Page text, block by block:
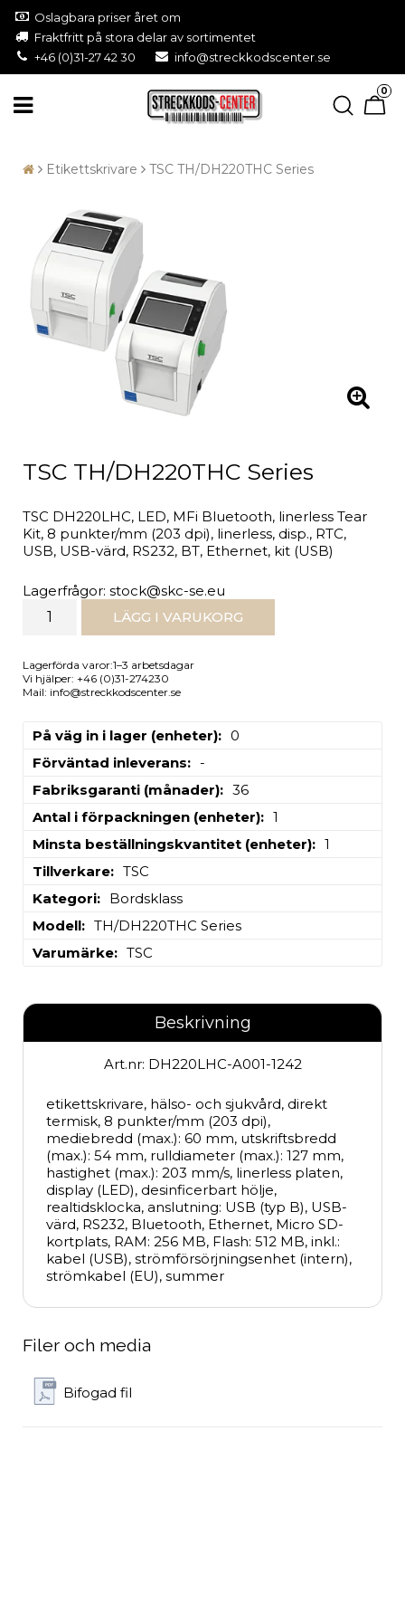
Oslagbara priser året om
Fraktfritt på stora delar av sortimentet
+46 (0)31-27 42 30
info@streckkodscenter.se
0
Etikettskrivare TSC TH/DH220THC Series
TSC TH/DH220THC Series
TSC DH220LHC, LED, MFi Bluetooth, linerless Tear
Kit, 8 punkter/mm (203 dpi), linerless, disp., RTC,
USB, USB-värd, RS232, BT, Ethernet, kit (USB)
Lagerfrågor: stock@skc-se.eu
LÄGG I VARUKORG
Lagerförda varor:1–3 arbetsdagar
Vi hjälper: +46 (0)31-274230
Mail: info@streckkodscenter.se
På väg in i lager (enheter)
0
Förväntad inleverans
-
Fabriksgaranti (månader)
36
Antal i förpackningen (enheter)
1
Minsta beställningskvantitet (enheter)
1
Tillverkare
TSC
Kategori
Bordsklass
Modell
TH/DH220THC Series
Varumärke
TSC
Beskrivning
Art.nr: DH220LHC-A001-1242
etikettskrivare, hälso- och sjukvård, direkt
termisk, 8 punkter/mm (203 dpi),
mediebredd (max.): 60 mm, utskriftsbredd
(max.): 54 mm, rulldiameter (max.): 127 mm,
hastighet (max.): 203 mm/s, linerless platen,
display (LED), desinficerbart hölje,
realtidsklocka, anslutning: USB (typ B), USB-
värd, RS232, Bluetooth, Ethernet, Micro SD-
kortplats, RAM: 256 MB, Flash: 512 MB, inkl.:
kabel (USB), strömförsörjningsenhet (intern),
strömkabel (EU), summer
Filer och media
Bifogad fil